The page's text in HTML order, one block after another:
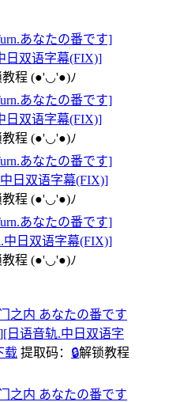
あなたの番です]
日双语字幕(FIX)]
程 (●'◡'●)ﾉ
あなたの番です]
日双语字幕(FIX)]
程 (●'◡'●)ﾉ
あなたの番です]
日双语字幕(FIX)]
程 (●'◡'●)ﾉ
あなたの番です]
中日双语字幕(FIX)]
程 (●'◡'●)ﾉ
之内 あなたの番です
日语音轨.中日双语字
载 提取码： 🔒解锁教程
之内 あなたの番です